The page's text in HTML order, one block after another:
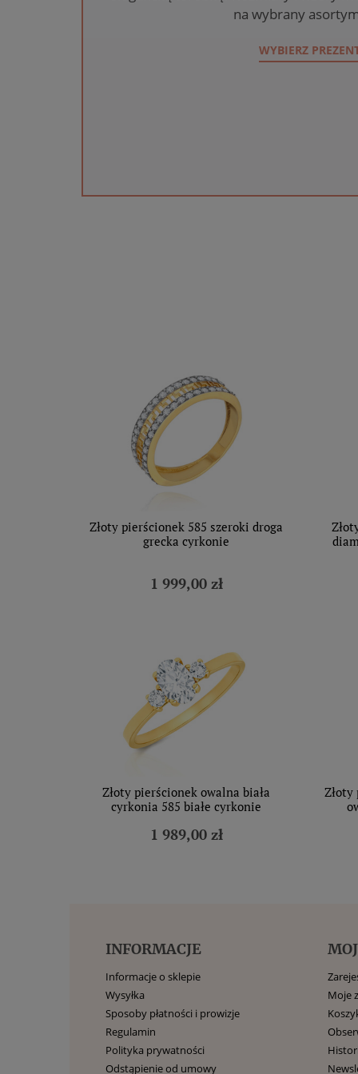
na wybrany
WYBIERZ
Złoty pierścionek 585 szeroki droga
grecka cyrkonie
1 999,00 zł
Złoty pierścionek owalna biała
cyrkonia 585 białe cyrkonie
1 989,00 zł
Złoty
INFORMACJE
Informacje o sklepie
Wysyłka
Sposoby płatności i prowizje
Regulamin
Polityka prywatności
Odstąpienie od umowy
Moje